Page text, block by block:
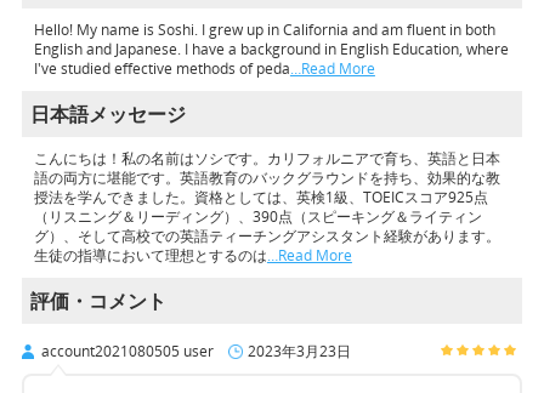
Hello! My name is Soshi. I grew up in California and am fluent in both
English and Japanese. I have a background in English Education, where
I've studied effective methods of peda…Read More
日本語メッセージ
こんにちは！私の名前はソシです。カリフォルニアで育ち、英語と日本
語の両方に堪能です。英語教育のバックグラウンドを持ち、効果的な教
授法を学んできました。資格としては、英検1級、TOEICスコア925点
（リスニング＆リーディング）、390点（スピーキング＆ライティン
グ）、そして高校での英語ティーチングアシスタント経験があります。
生徒の指導において理想とするのは…Read More
評価・コメント
account2021080505 user 2023年3月23日